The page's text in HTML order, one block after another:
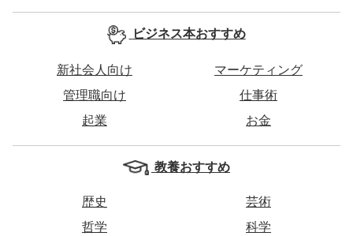
ビジネス本おすすめ
新社会人向け
マーケティング
管理職向け
仕事術
起業
お金
教養おすすめ
歴史
芸術
哲学
科学